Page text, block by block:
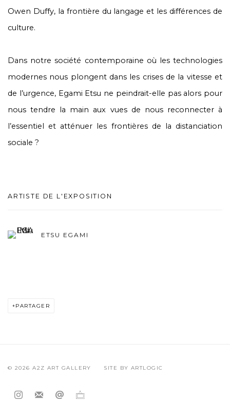
Owen Duffy, la frontière du langage et les différences de
culture.
Dans notre société contemporaine où les technologies
modernes nous plongent dans les crises de la vitesse et
de l’urgence, Egami Etsu ne peindrait-elle pas alors pour
nous tendre la main aux vues de nous reconnecter à
l’essentiel et atténuer les frontières de la distanciation
sociale ?
ARTISTE DE L'EXPOSITION
ETSU EGAMI
PARTAGER
© 2026 A2Z ART GALLERY SITE BY ARTLOGIC